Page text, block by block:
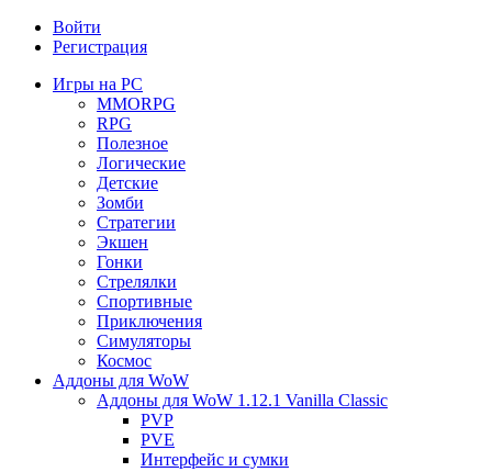
Войти
Регистрация
Игры на PC
MMORPG
RPG
Полезное
Логические
Детские
Зомби
Стратегии
Экшен
Гонки
Стрелялки
Спортивные
Приключения
Симуляторы
Космос
Аддоны для WoW
Аддоны для WoW 1.12.1 Vanilla Classic
PVP
PVE
Интерфейс и сумки